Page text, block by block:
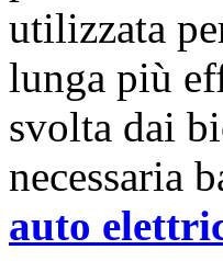
utilizzata
lunga più
svolta dai
necessaria
auto